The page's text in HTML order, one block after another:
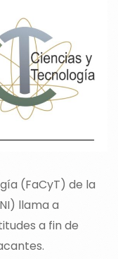
(FaCyT) de la
llama a
a fin de